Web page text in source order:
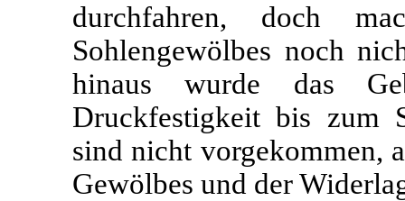
durchfahren, doch
Sohlengewölbes noch
hinaus wurde das
Druckfestigkeit bis zum
sind nicht vorgekommen,
Gewölbes und der